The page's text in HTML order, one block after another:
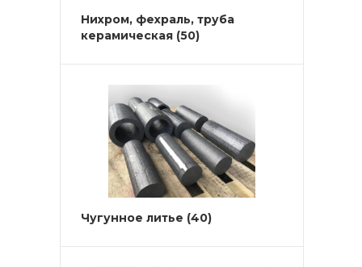
Нихром, фехраль, труба
керамическая (50)
Чугунное литье (40)